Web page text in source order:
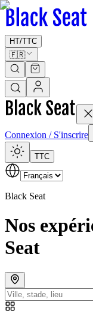
HT/TTC
🇫🇷
Connexion / S'inscrire
TTC
Black Seat
Nos
Seat